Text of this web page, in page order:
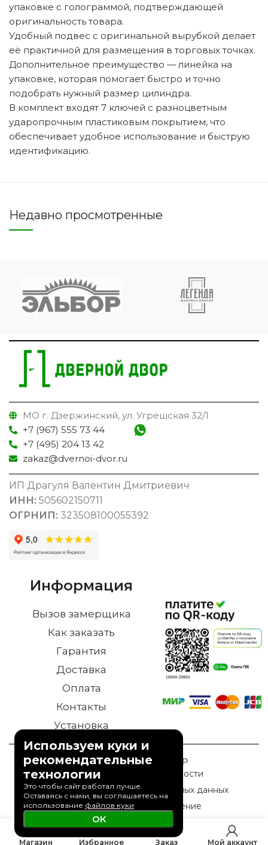
упаковке с голограммой, подтверждающей
оригинальность товара.
Удобный подвес с оригинальной вырубкой делает
её практичной для размещения в торговых точках.
Дополнительное преимущество — линейка на
упаковке, которая помогает быстро и точно
подобрать нужный размер цилиндра.
В комплект входят 7 ключей с разноцветным
ударопрочным пластиковым покрытием, что
обеспечивает удобное использование и быструю
идентификацию.
Недавно просмотренные
МО г. Дзержинский, ул. Угрешская 32/1
+7 (967) 555 73 44
+7 (495) 204 13 42
zakaz@dvernoi-dvor.ru
ИП Драгуля Валентин Дмитриевич
ИНН: 505602150711
ОГРНИП: 323508100055392
Информация
Вызов замерщика
Как заказать
Гарантия
Доставка
Оплата
Контакты
Установка
© 2023 Дверной Двор
Политика конфиденциальности
Политика обработки персональных данных
Пользовательское соглашение
Магазин Избранное
0
Заказ Мой аккаунт
Используем куки и
рекомендательные
технологии
Это чтобы сайт работал лучше.
Оставаясь с нами, вы соглашаетесь на
использование файлов куки
ОК